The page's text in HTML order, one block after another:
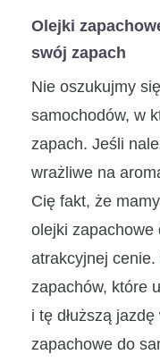
Olejki
swój zapach
Nie oszukujmy
samochodów, w
zapach. Jeśli
wrażliwe na
Cię fakt, że
olejki zapachowe
atrakcyjnej
zapachów, które
i tę dłuższą
zapachowe do